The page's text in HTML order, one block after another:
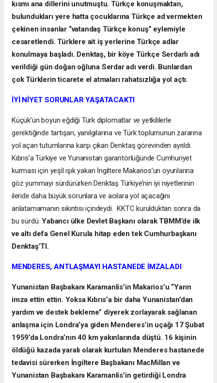
kısmı ana dillerini unutmuştu. Türkçe konuşmaktan,
bulundukları yere hatta çocuklarına Türkçe ad vermekten
çekinen insanlar “vatandaş Türkçe konuş” eylemiyle
cesaretlendi. Türklere ait iş yerlerine Türkçe adlar
konulmaya başladı. Denktaş, bir köye Türkçe Serdarlı adı
verildiği gün doğan oğluna Serdar adı verdi. Bunlardan
çok Türklerin ticarete el atmaları rahatsızlığa yol açtı.
İYİ NİYET SORUNLAR YAŞATACAKTI
Küçük’ün boyun eğdiği Türk diplomatlar ve yetkililerle
gerektiğinde tartışan; yanılgılarına ve Türk toplumunun zararına
yol açan tutumlarına karşı çıkan Denktaş görevinden ayrıldı.
Kıbrıs’a Türkiye ve Yunanistan garantörlüğünde Cumhuriyet
kurması için yeşil ışık yakan İngiltere Makarios’un oyunlarına
göz yummayı sürdürürken Denktaş Türkiye’nin iyi niyetlerinin
ileride daha büyük sorunlara ve acılara yol açacağını
anlatamamanın sıkıntısı içindeydi. KKTC kurulduktan sonra da
bu sürdü.Yabancı ülke Devlet Başkanı olarak TBMM’de ilk
ve altı defa Genel Kurula hitap eden tek Cumhurbaşkanı
Denktaş’TI.
MENDERES, ANTLAŞMAYI HASTANEDE İMZALADI
Yunanistan Başbakanı Karamanlis’in Makarios’u “Yarın
imza ettin ettin. Yoksa Kıbrıs’a bir daha Yunanistan’dan
yardım ve destek bekleme” diyerek zorlayarak sağlanan
anlaşma için Londra’ya giden Menderes’in uçağı 17 Şubat
1959’da Londra’nın 40 km yakınlarında düştü. 16 kişinin
öldüğü kazada yaralı olarak kurtulan Menderes hastanede
tedavisi sürerken İngiltere Başbakanı MacMillan ve
Yunanistan Başbakanı Karamanlis’in getirdiği Londra